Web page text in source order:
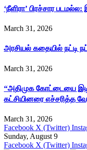
‘நீளிரா’ பிரச்சார
March 31, 2026
அரசியல் கதையில் நட்டி
March 31, 2026
“அதிமுக கோட்டையை
கட்சியினரை எச்சரித்த
March 31, 2026
Facebook X (Twitter)
Sunday, August 9
Facebook X (Twitter)